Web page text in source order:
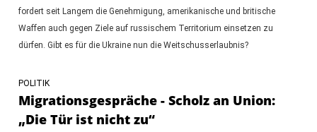
fordert seit Langem die Genehmigung, amerikanische und britische
Waffen auch gegen Ziele auf russischem Territorium einsetzen zu
dürfen. Gibt es für die Ukraine nun die Weitschusserlaubnis?
POLITIK
Migrationsgespräche - Scholz an Union:
„Die Tür ist nicht zu“